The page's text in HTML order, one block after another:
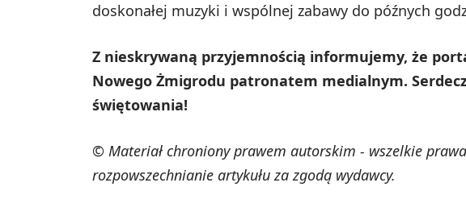
doskonałej muzyki i wspólnej zabawy do późnych
Z nieskrywaną przyjemnością informujemy, że
Nowego Żmigrodu patronatem medialnym.
świętowania!
© Materiał chroniony prawem autorskim - wszelkie
rozpowszechnianie artykułu za zgodą wydawcy.